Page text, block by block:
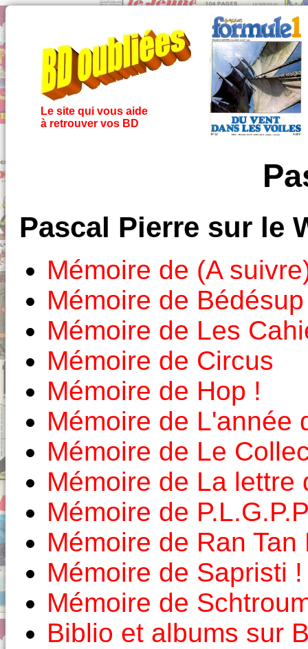
Le site qui vous aide
à retrouver vos BD
Pascal Pierre sur le
Mémoire de (A
Mémoire de Bédésup
Mémoire de Les
Mémoire de Circus
Mémoire de Hop !
Mémoire de L'année
Mémoire de Le
Mémoire de La lettre
Mémoire de
Mémoire de Ran Tan
Mémoire de Sapristi !
Mémoire de
Biblio et albums sur